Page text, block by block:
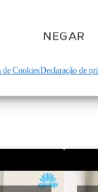
NEGAR
de CookiesDeclaração de